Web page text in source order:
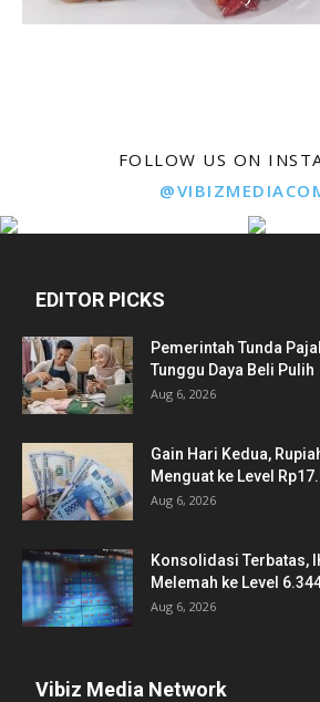
FOLLOW US ON
EDITOR PICKS
Pemerintah Tunda
Tunggu Daya Beli Pulih
Aug 6, 2026
Gain Hari Kedua,
Menguat ke Level
Aug 6, 2026
Konsolidasi Terbatas,
Melemah ke Level
Aug 6, 2026
Vibiz Media Network